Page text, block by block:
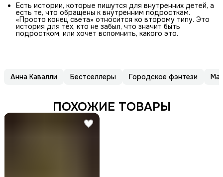
Есть истории, которые пишутся для внутренних детей, а
есть те, что обращены к внутренним подросткам.
«Просто конец света» относится ко второму типу. Это
история для тех, кто не забыл, что значит быть
подростком, или хочет вспомнить, какого это.
Анна Кавалли Бестселлеры Городское фэнтези
ПОХОЖИЕ ТОВАРЫ